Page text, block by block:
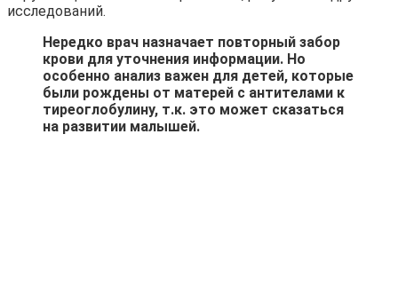
исследований.
Нередко врач назначает повторный забор
крови для уточнения информации. Но
особенно анализ важен для детей, которые
были рождены от матерей с антителами к
тиреоглобулину, т.к. это может сказаться
на развитии малышей.